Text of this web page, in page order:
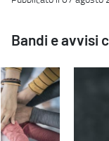
Bandi e avvisi